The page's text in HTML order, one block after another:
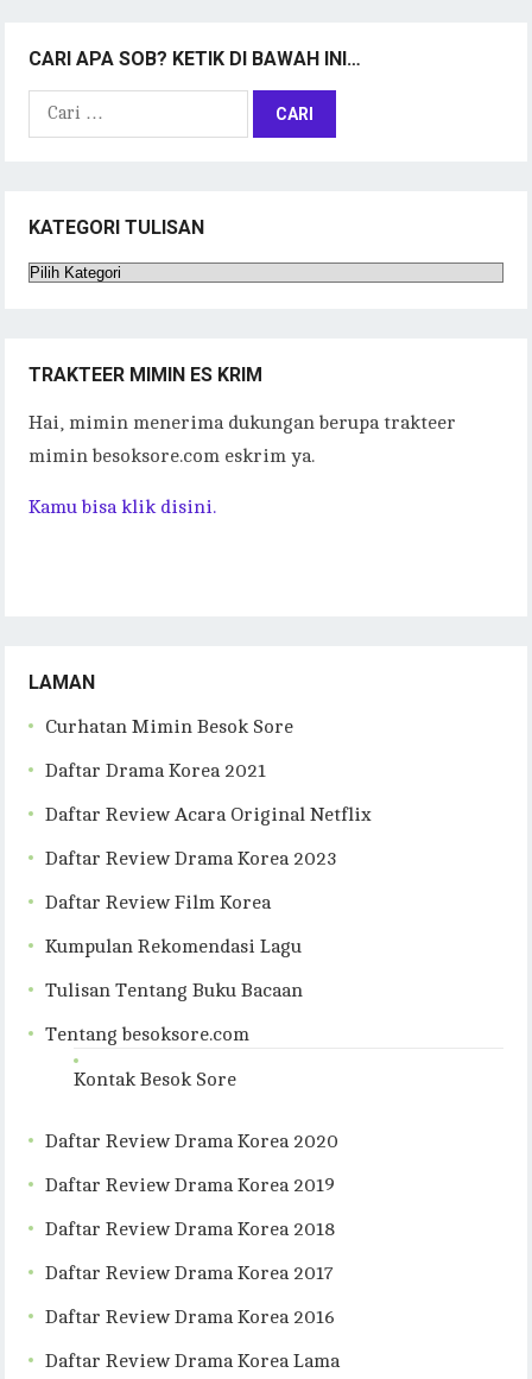
CARI APA SOB? KETIK DI BAWAH INI…
Cari
KATEGORI TULISAN
Kategori
TRAKTEER MIMIN ES KRIM
Hai, mimin menerima dukungan berupa trakteer
mimin besoksore.com eskrim ya.
Kamu bisa klik disini.
LAMAN
Curhatan Mimin Besok Sore
Daftar Drama Korea 2021
Daftar Review Acara Original Netflix
Daftar Review Drama Korea 2023
Daftar Review Film Korea
Kumpulan Rekomendasi Lagu
Tulisan Tentang Buku Bacaan
Tentang besoksore.com
Kontak Besok Sore
Daftar Review Drama Korea 2020
Daftar Review Drama Korea 2019
Daftar Review Drama Korea 2018
Daftar Review Drama Korea 2017
Daftar Review Drama Korea 2016
Daftar Review Drama Korea Lama